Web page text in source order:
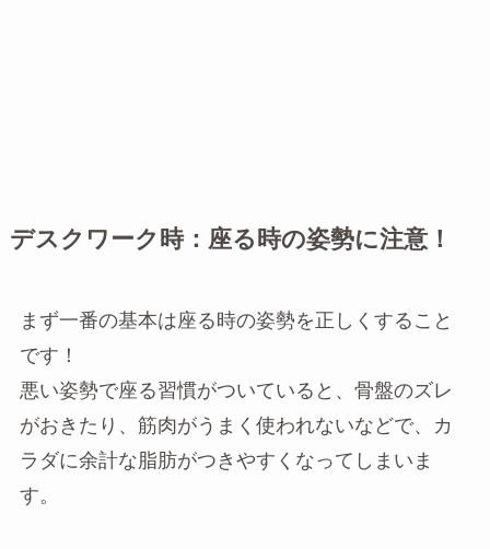
デスクワーク時：座る時の姿勢に注意！
まず一番の基本は座る時の姿勢を正しくすること
です！
悪い姿勢で座る習慣がついていると、骨盤のズレ
がおきたり、筋肉がうまく使われないなどで、カ
ラダに余計な脂肪がつきやすくなってしまいま
す。